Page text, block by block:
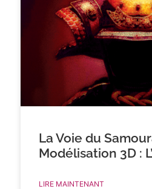
La Voie du
Modélisation 3D :
LIRE MAINTENANT